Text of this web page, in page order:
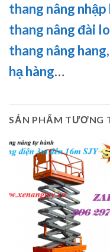
thang nâng nhập
thang nâng đài
thang nâng hang,
hạ hàng…
SẢN PHẨM TƯƠNG